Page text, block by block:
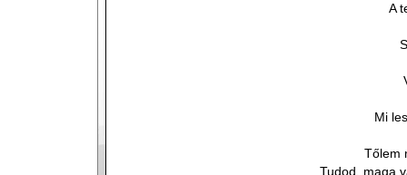
A
Mi
Tőlem
Tudod, maga